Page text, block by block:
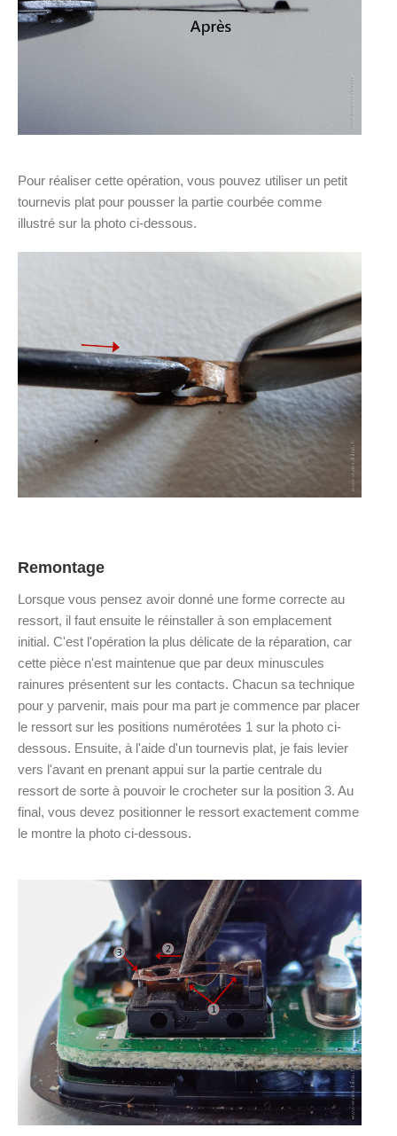
Pour réaliser cette opération, vous pouvez utiliser un petit
tournevis plat pour pousser la partie courbée comme
illustré sur la photo ci-dessous.
Remontage
Lorsque vous pensez avoir donné une forme correcte au
ressort, il faut ensuite le réinstaller à son emplacement
initial. C'est l'opération la plus délicate de la réparation, car
cette pièce n'est maintenue que par deux minuscules
rainures présentent sur les contacts. Chacun sa technique
pour y parvenir, mais pour ma part je commence par placer
le ressort sur les positions numérotées 1 sur la photo ci-
dessous. Ensuite, à l'aide d'un tournevis plat, je fais levier
vers l'avant en prenant appui sur la partie centrale du
ressort de sorte à pouvoir le crocheter sur la position 3. Au
final, vous devez positionner le ressort exactement comme
le montre la photo ci-dessous.